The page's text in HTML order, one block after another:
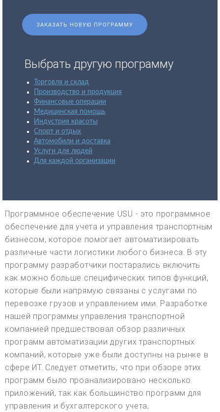
ЗАКАЗАТЬ НОВУЮ ПРОГРАММУ
Выбрать другую программу
Торговля и склад
Производство и продукция
Финансовые операции
Медицинская помощь
Индустрия красоты
Спорт и отдых
Автомобили и доставка
Услуги для людей
Для каждой организации
Программное обеспечение USU - это программное
обеспечение для учета и управления транспортным
бизнесом, которое помогает автоматизировать
различные части логистики любого бизнеса. В эту
программу разработчики постарались включить
как можно больше специфических типов функций,
которые были напрямую связаны с услугами по
перевозке грузов и управлением ими. Разработке
нашей программы управления транспортной
компанией предшествовал обзор различных
программ автоматизации других транспортных
компаний, которые уже были доступны на рынке в
сфере ИТ. Следует отметить, что при обзоре этих
программ было проанализировано несколько
приложений, так как большинство программ для
управления и бухгалтерского учета,